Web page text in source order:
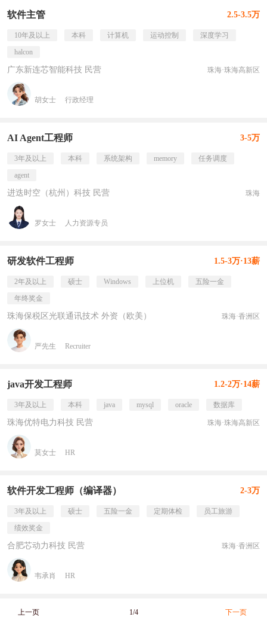
软件主管 2.5-3.5万
10年及以上 本科 计算机 运动控制
深度学习
halcon
广东新连芯智能科技 民营 珠海·珠海高新区
胡女士 行政经理
AI Agent工程师 3-5万
3年及以上 本科 系统架构 memory
任务调度
agent
进迭时空（杭州）科技 民营 珠海
罗女士 人力资源专员
研发软件工程师 1.5-3万·13薪
2年及以上 硕士 Windows 上位机
五险一金
年终奖金
珠海保税区光联通讯技术 外资（欧美） 珠海·香洲区
严先生 Recruiter
java开发工程师 1.2-2万·14薪
3年及以上 本科 java mysql oracle 数据库
珠海优特电力科技 民营 珠海·珠海高新区
莫女士 HR
软件开发工程师（编译器） 2-3万
3年及以上 硕士 五险一金 定期体检
员工旅游
绩效奖金
合肥芯动力科技 民营 珠海·香洲区
韦承肖 HR
上一页 1/4 下一页